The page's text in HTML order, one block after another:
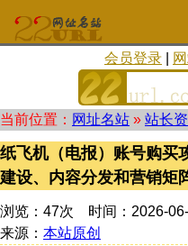
会员登录
当前位置： 网址名站 » 站长
纸飞机（电报）账号购买
建设、内容分发和营销矩
浏览：47次 时间：2026-
来源： 本站原创